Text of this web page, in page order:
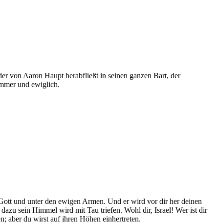
von Aaron Haupt herabfließt in seinen ganzen Bart, der
und ewiglich.
und unter den ewigen Armen. Und er wird vor dir her deinen
sein Himmel wird mit Tau triefen. Wohl dir, Israel! Wer ist dir
aber du wirst auf ihren Höhen einhertreten.